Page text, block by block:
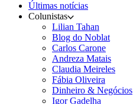
Últimas notícias
Colunistas
Lilian Tahan
Blog do Noblat
Carlos Carone
Andreza Matais
Claudia Meireles
Fábia Oliveira
Dinheiro & Negócios
Igor Gadelha